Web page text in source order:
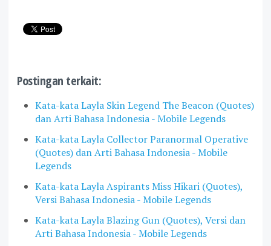
Postingan terkait:
Kata-kata Layla Skin Legend The Beacon (Quotes)
dan Arti Bahasa Indonesia - Mobile Legends
Kata-kata Layla Collector Paranormal Operative
(Quotes) dan Arti Bahasa Indonesia - Mobile
Legends
Kata-kata Layla Aspirants Miss Hikari (Quotes),
Versi Bahasa Indonesia - Mobile Legends
Kata-kata Layla Blazing Gun (Quotes), Versi dan
Arti Bahasa Indonesia - Mobile Legends